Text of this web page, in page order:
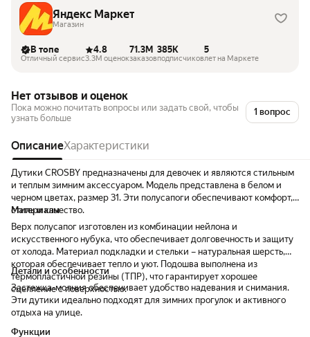
Яндекс Маркет
Магазин
В топе
Отличный сервис
4.8
3.3M оценок
71.3M
заказов
385K
подписчиков
5
лет на Маркете
Нет отзывов и оценок
Пока можно почитать вопросы или задать свой, чтобы
узнать больше
1 вопрос
ОписаниеХарактеристики
Дутики CROSBY предназначены для девочек и являются стильным
и теплым зимним аксессуаром. Модель представлена в белом и
черном цветах, размер 31. Эти полусапоги обеспечивают комфорт,
стиль и качество.
Материалы
Верх полусапог изготовлен из комбинации нейлона и
искусственного нубука, что обеспечивает долговечность и защиту
от холода. Материал подкладки и стельки – натуральная шерсть,
которая обеспечивает тепло и уют. Подошва выполнена из
термопластичной резины (ТПР), что гарантирует хорошее
сцепление с поверхностью.
Детали и особенности
Застежка-молния обеспечивает удобство надевания и снимания.
Эти дутики идеально подходят для зимних прогулок и активного
отдыха на улице.
Функции